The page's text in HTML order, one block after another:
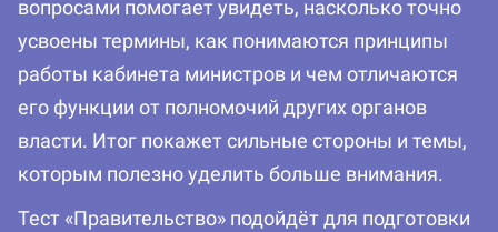
вопросами помогает увидеть, насколько точно
усвоены термины, как понимаются принципы
работы кабинета министров и чем отличаются
его функции от полномочий других органов
власти. Итог покажет сильные стороны и темы,
которым полезно уделить больше внимания.
Тест «Правительство» подойдёт для подготовки